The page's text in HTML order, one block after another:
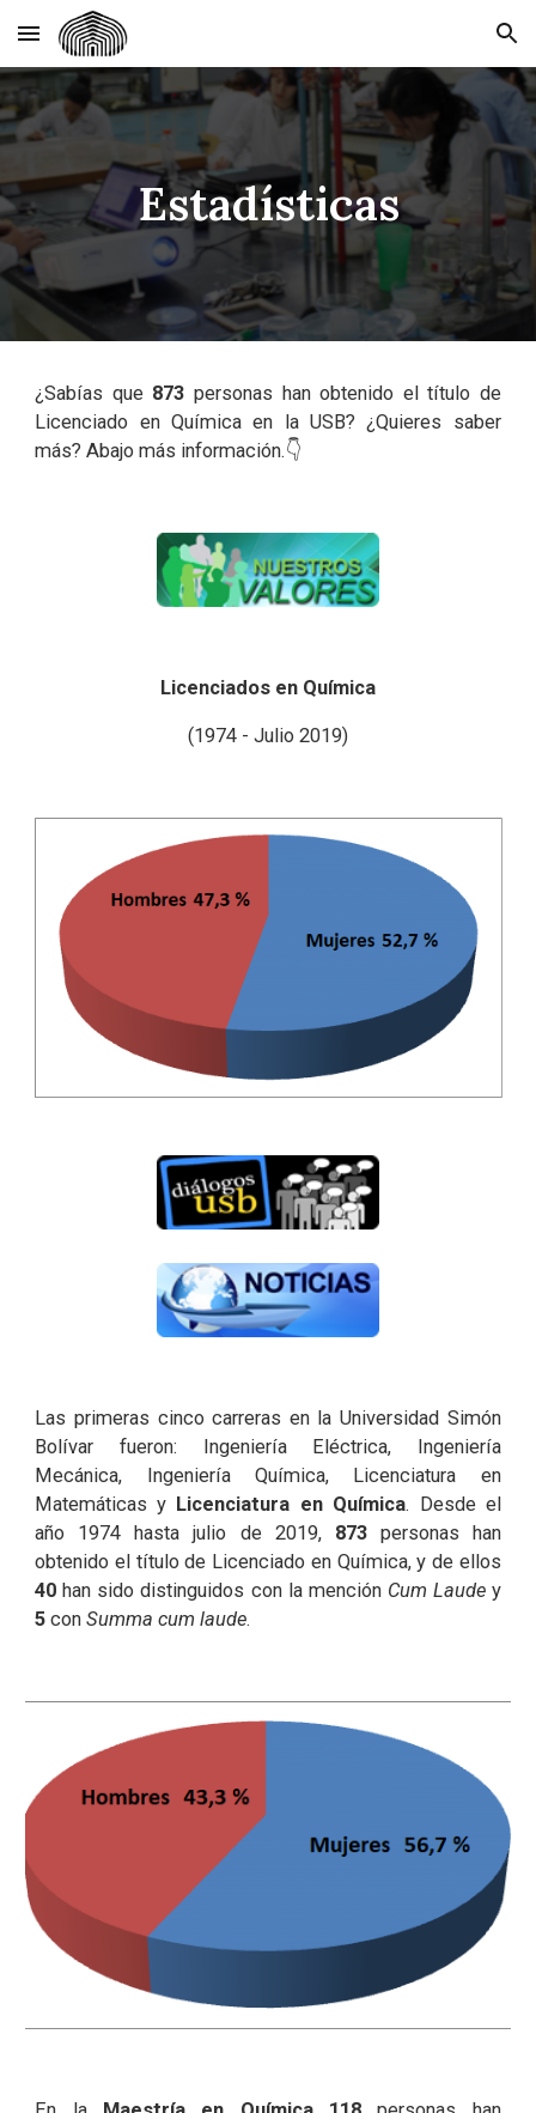
Skip to main content Skip to navigation
Estadísticas
¿Sabías que 873 personas han obtenido el título de
Licenciado en Química en la USB? ¿Quieres saber
más? Abajo más información.👇
Licenciados en Química
(1974 - Julio 2019)
Las primeras cinco carreras en la Universidad Simón
Bolívar fueron: Ingeniería Eléctrica, Ingeniería
Mecánica, Ingeniería Química, Licenciatura en
Matemáticas y Licenciatura en Química. Desde el
año 1974 hasta julio de 2019, 873 personas han
obtenido el título de Licenciado en Química, y de ellos
40han sido distinguidos con la mención Cum Laudey
5conSumma cum laude.